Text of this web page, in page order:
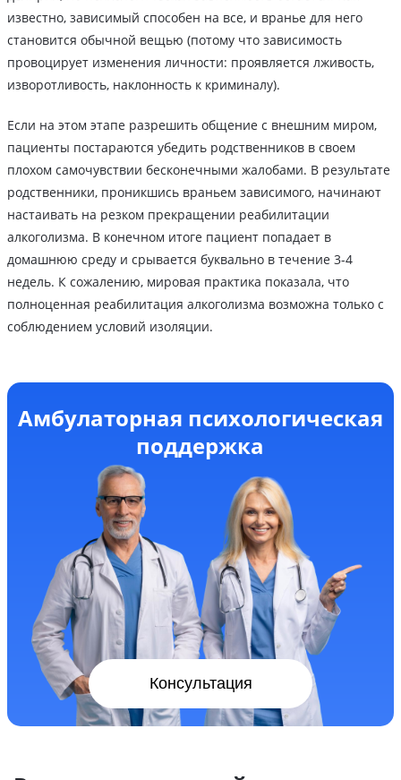
известно, зависимый способен на все, и вранье для него
становится обычной вещью (потому что зависимость
провоцирует изменения личности: проявляется лживость,
изворотливость, наклонность к криминалу).
Если на этом этапе разрешить общение с внешним миром,
пациенты постараются убедить родственников в своем
плохом самочувствии бесконечными жалобами. В результате
родственники, проникшись враньем зависимого, начинают
настаивать на резком прекращении реабилитации
алкоголизма. В конечном итоге пациент попадает в
домашнюю среду и срывается буквально в течение 3-4
недель. К сожалению, мировая практика показала, что
полноценная реабилитация алкоголизма возможна только с
соблюдением условий изоляции.
Амбулаторная психологическая
поддержка
Консультация